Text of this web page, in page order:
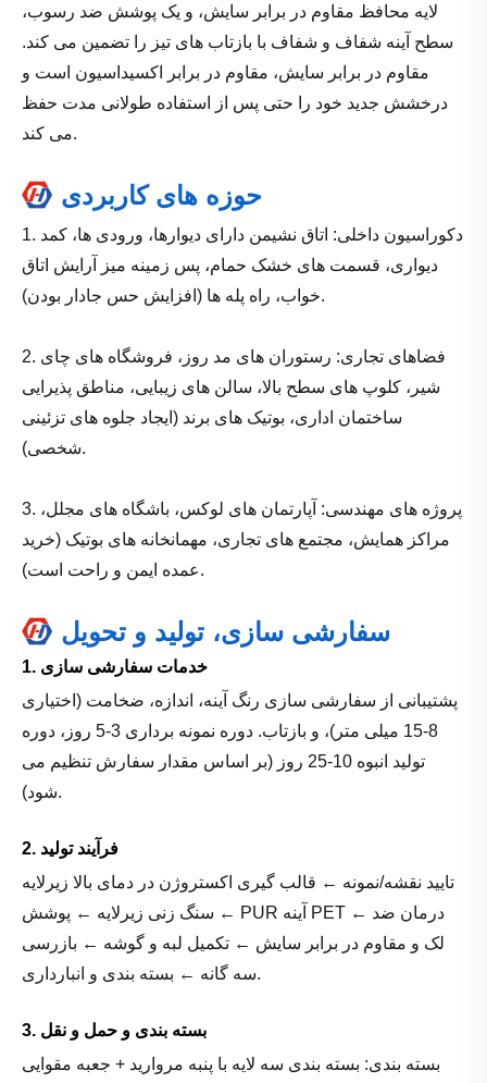
لایه محافظ مقاوم در برابر سایش، و یک پوشش ضد رسوب،
سطح آینه شفاف و شفاف با بازتاب های تیز را تضمین می کند.
مقاوم در برابر سایش، مقاوم در برابر اکسیداسیون است و
درخشش جدید خود را حتی پس از استفاده طولانی مدت حفظ
می کند.
حوزه های کاربردی
1. دکوراسیون داخلی: اتاق نشیمن دارای دیوارها، ورودی ها، کمد
دیواری، قسمت های خشک حمام، پس زمینه میز آرایش اتاق
خواب، راه پله ها (افزایش حس جادار بودن).
2. فضاهای تجاری: رستوران های مد روز، فروشگاه های چای
شیر، کلوپ های سطح بالا، سالن های زیبایی، مناطق پذیرایی
ساختمان اداری، بوتیک های برند (ایجاد جلوه های تزئینی
شخصی).
3. پروژه های مهندسی: آپارتمان های لوکس، باشگاه های مجلل،
مراکز همایش، مجتمع های تجاری، مهمانخانه های بوتیک (خرید
عمده ایمن و راحت است).
سفارشی سازی، تولید و تحویل
1. خدمات سفارشی سازی
پشتیبانی از سفارشی سازی رنگ آینه، اندازه، ضخامت (اختیاری
8-15 میلی متر)، و بازتاب. دوره نمونه برداری 3-5 روز، دوره
تولید انبوه 10-25 روز (بر اساس مقدار سفارش تنظیم می
شود).
2. فرآیند تولید
تایید نقشه/نمونه ← قالب گیری اکستروژن در دمای بالا زیرلایه
← سنگ زنی زیرلایه ← پوشش PUR آینه PET ← درمان ضد
لک و مقاوم در برابر سایش ← تکمیل لبه و گوشه ← بازرسی
سه گانه ← بسته بندی و انبارداری.
3. بسته بندی و حمل و نقل
بسته بندی: بسته بندی سه لایه با پنبه مروارید + جعبه مقوایی